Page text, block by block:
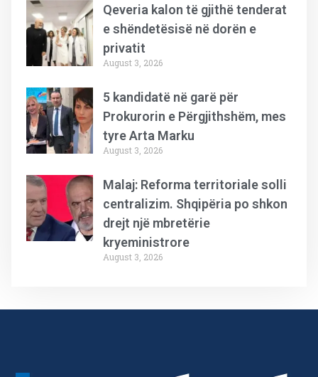
Qeveria kalon të gjithë tenderat
e shëndetësisë në dorën e
privatit
August 3, 2026
5 kandidatë në garë për
Prokurorin e Përgjithshëm, mes
tyre Arta Marku
August 3, 2026
Malaj: Reforma territoriale solli
centralizim. Shqipëria po shkon
drejt një mbretërie
kryeministrore
August 3, 2026